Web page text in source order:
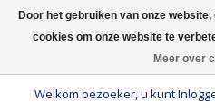
Welkom bezoeker, u kunt
Door het gebruiken van onze
cookies om onze website te
Meer over